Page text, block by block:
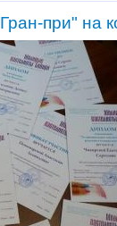
при" на